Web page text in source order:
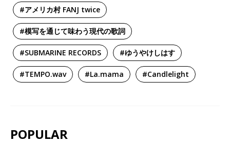
#アメリカ村 FANJ twice
#模写を通じて味わう現代の歌詞
#SUBMARINE RECORDS #ゆうやけしはす
#TEMPO.wav #La.mama #Candlelight
POPULAR